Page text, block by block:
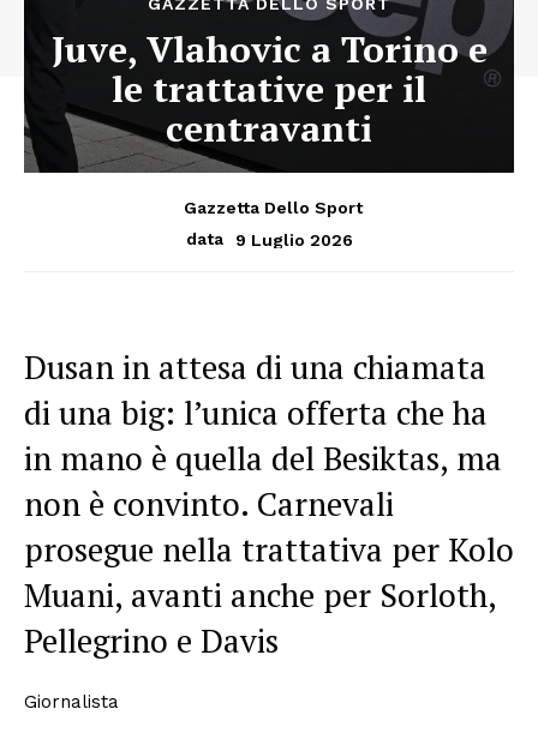
Juve, Vlahovic a Torino e
le trattative per il
centravanti
Gazzetta Dello Sport
data
9 Luglio 2026
Dusan in attesa di una chiamata
di una big: l’unica offerta che ha
in mano è quella del Besiktas, ma
non è convinto. Carnevali
prosegue nella trattativa per Kolo
Muani, avanti anche per Sorloth,
Pellegrino e Davis
Giornalista